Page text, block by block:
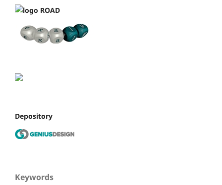
Depository
Keywords